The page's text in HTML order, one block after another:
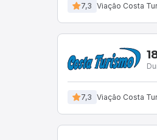
7,3 Viação Costa
7,3 Viação Costa